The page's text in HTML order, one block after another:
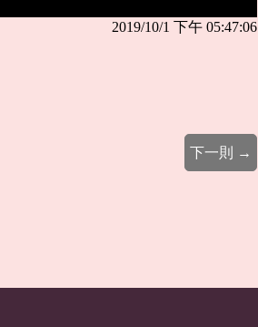
2019/10/1 下午 05:47:06
下一則 →